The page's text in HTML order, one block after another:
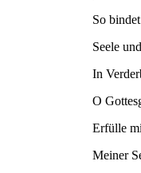
So
Seele
In
O
Erfülle
Meiner